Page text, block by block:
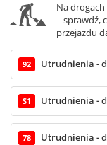
Na
– sprawdź,
przejazdu
92 Utrudnienia -
S1 Utrudnienia -
78 Utrudnienia -